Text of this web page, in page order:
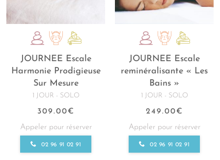
JOURNEE Escale
Harmonie Prodigieuse
Sur Mesure
1 JOUR - SOLO
309.00€
Appeler pour réserver
02 96 91 02 91
JOURNEE Escale
reminéralisante « Les
Bains »
1 JOUR - SOLO
249.00€
Appeler pour réserver
02 96 91 02 91